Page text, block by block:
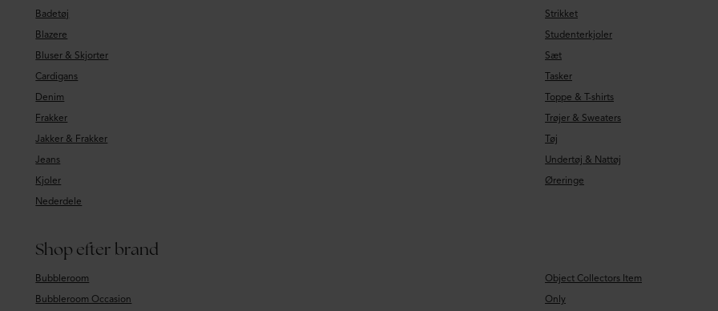
Badetøj
Blazere
Bluser & Skjorter
Cardigans
Denim
Frakker
Jakker & Frakker
Jeans
Kjoler
Nederdele
Strikket
Studenterkjoler
Sæt
Tasker
Toppe & T-shirts
Trøjer & Sweaters
Tøj
Undertøj & Nattøj
Øreringe
Shop efter brand
Bubbleroom
Bubbleroom Occasion
Object Collectors Item
Only